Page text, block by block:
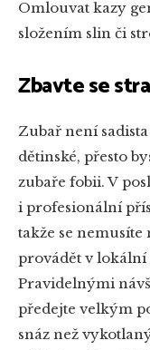
Omlouvat kazy
složením slin či
Zbavte se
Zubař není
dětinské, přesto
zubaře fobii. V
i profesionální
takže se nemusíte
provádět v lokální
Pravidelnými
předejte velkým
snáz než